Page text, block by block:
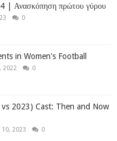
| Ανασκόπηση πρώτου γύρου
0
in Women's Football
2022 0
2023) Cast: Then and Now
10, 2023 0